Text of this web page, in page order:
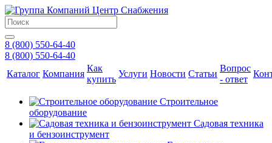
8 (800) 550-64-40
8 (800) 550-64-40
Каталог Компания
Как
купить
Услуги Новости Статьи
Вопрос
- ответ
Строительное
оборудование
Садовая техника
и бензоинструмент